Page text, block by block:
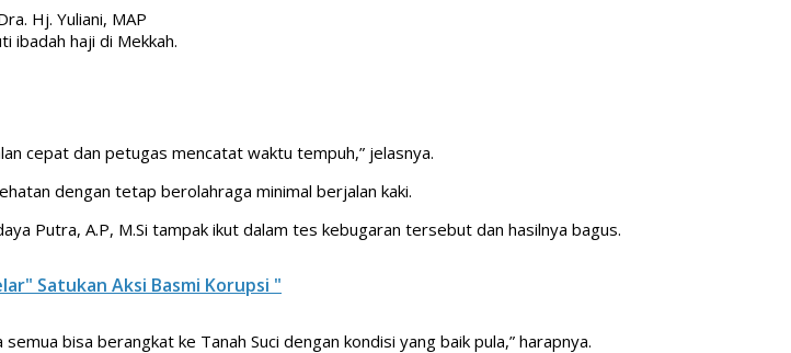
Hj. Yuliani, MAP
ibadah haji di Mekkah.
cepat dan petugas mencatat waktu tempuh,” jelasnya.
dengan tetap berolahraga minimal berjalan kaki.
Putra, A.P, M.Si tampak ikut dalam tes kebugaran tersebut dan hasilnya bagus.
Satukan Aksi Basmi Korupsi "
bisa berangkat ke Tanah Suci dengan kondisi yang baik pula,” harapnya.